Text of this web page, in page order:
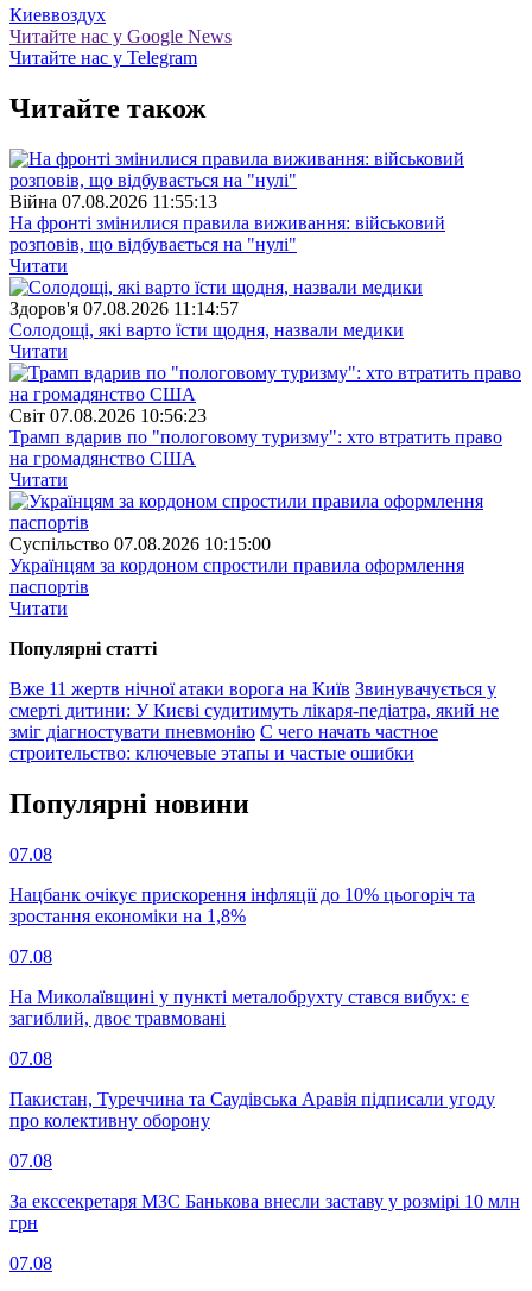
Киеввоздух
Читайте нас у Google News
Читайте нас у Telegram
Читайте також
Війна 07.08.2026 11:55:13
На фронті змінилися правила виживання: військовий
розповів, що відбувається на "нулі"
Читати
Здоров'я 07.08.2026 11:14:57
Солодощі, які варто їсти щодня, назвали медики
Читати
Свiт 07.08.2026 10:56:23
Трамп вдарив по "пологовому туризму": хто втратить право
на громадянство США
Читати
Суспiльство 07.08.2026 10:15:00
Українцям за кордоном спростили правила оформлення
паспортів
Читати
Популярнi статтi
Вже 11 жертв нічної атаки ворога на Київ Звинувачується у
смерті дитини: У Києві судитимуть лікаря-педіатра, який не
зміг діагностувати пневмонію С чего начать частное
строительство: ключевые этапы и частые ошибки
Популярнi новини
07.08
Нацбанк очікує прискорення інфляції до 10% цьогоріч та
зростання економіки на 1,8%
07.08
На Миколаївщині у пункті металобрухту стався вибух: є
загиблий, двоє травмовані
07.08
Пакистан, Туреччина та Саудівська Аравія підписали угоду
про колективну оборону
07.08
За екссекретаря МЗС Банькова внесли заставу у розмірі 10 млн
грн
07.08